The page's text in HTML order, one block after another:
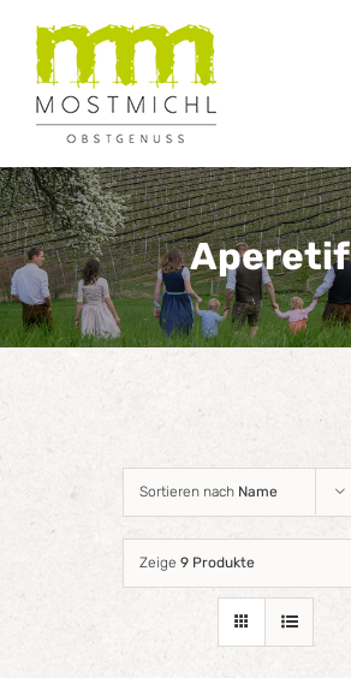
Zum
Inhalt
springen
Aperetif
Sortieren nach Name
Zeige 9 Produkte